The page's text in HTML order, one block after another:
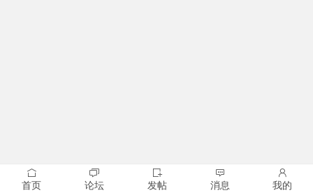
首页 论坛 发帖 消息 我的